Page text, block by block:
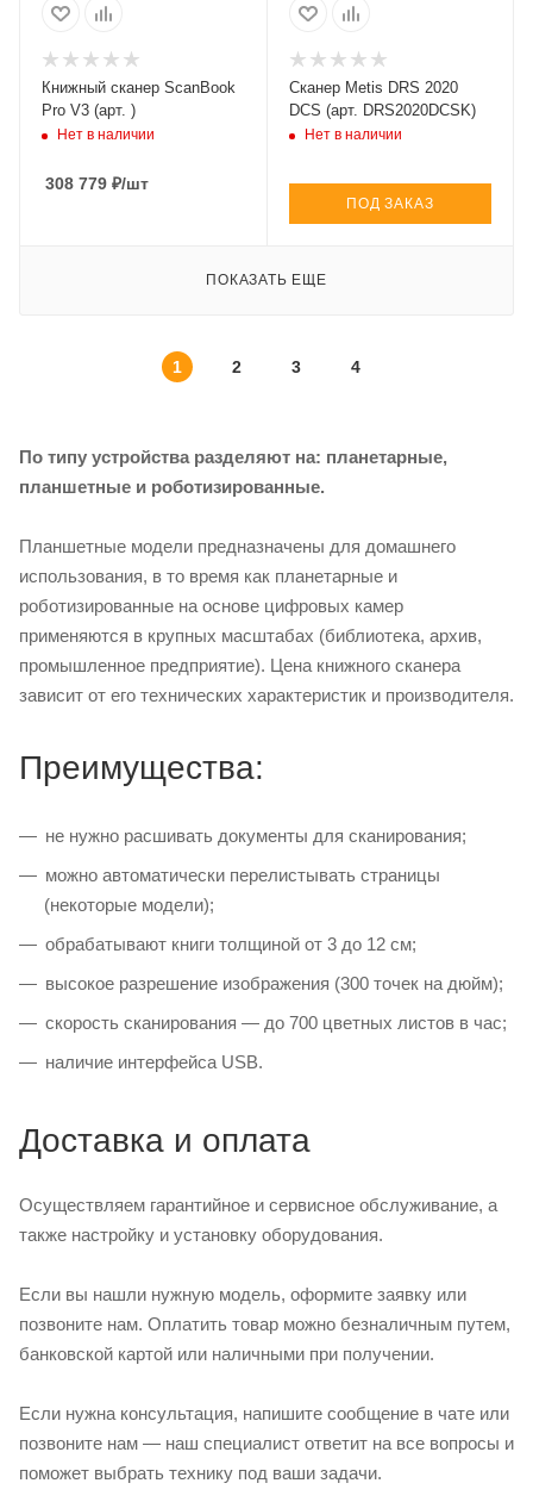
Книжный сканер ScanBook
Pro V3 (арт. )
Нет в наличии
308 779 ₽/шт
Сканер Metis DRS 2020
DCS (арт. DRS2020DCSK)
Нет в наличии
ПОД ЗАКАЗ
ПОКАЗАТЬ ЕЩЕ
1 2 3 4
По типу устройства разделяют на: планетарные,
планшетные и роботизированные.
Планшетные модели предназначены для домашнего
использования, в то время как планетарные и
роботизированные на основе цифровых камер
применяются в крупных масштабах (библиотека, архив,
промышленное предприятие). Цена книжного сканера
зависит от его технических характеристик и производителя.
Преимущества:
не нужно расшивать документы для сканирования;
можно автоматически перелистывать страницы
(некоторые модели);
обрабатывают книги толщиной от 3 до 12 см;
высокое разрешение изображения (300 точек на дюйм);
скорость сканирования — до 700 цветных листов в час;
наличие интерфейса USB.
Доставка и оплата
Осуществляем гарантийное и сервисное обслуживание, а
также настройку и установку оборудования.
Если вы нашли нужную модель, оформите заявку или
позвоните нам. Оплатить товар можно безналичным путем,
банковской картой или наличными при получении.
Если нужна консультация, напишите сообщение в чате или
позвоните нам — наш специалист ответит на все вопросы и
поможет выбрать технику под ваши задачи.